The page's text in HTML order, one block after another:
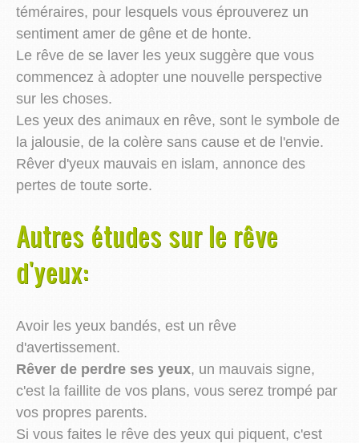
téméraires, pour lesquels vous éprouverez un
sentiment amer de gêne et de honte.
Le rêve de se laver les yeux suggère que vous
commencez à adopter une nouvelle perspective
sur les choses.
Les yeux des animaux en rêve, sont le symbole de
la jalousie, de la colère sans cause et de l'envie.
Rêver d'yeux mauvais en islam, annonce des
pertes de toute sorte.
Autres études sur le rêve
d'yeux:
Avoir les yeux bandés, est un rêve
d'avertissement.
Rêver de perdre ses yeux, un mauvais signe,
c'est la faillite de vos plans, vous serez trompé par
vos propres parents.
Si vous faites le rêve des yeux qui piquent, c'est